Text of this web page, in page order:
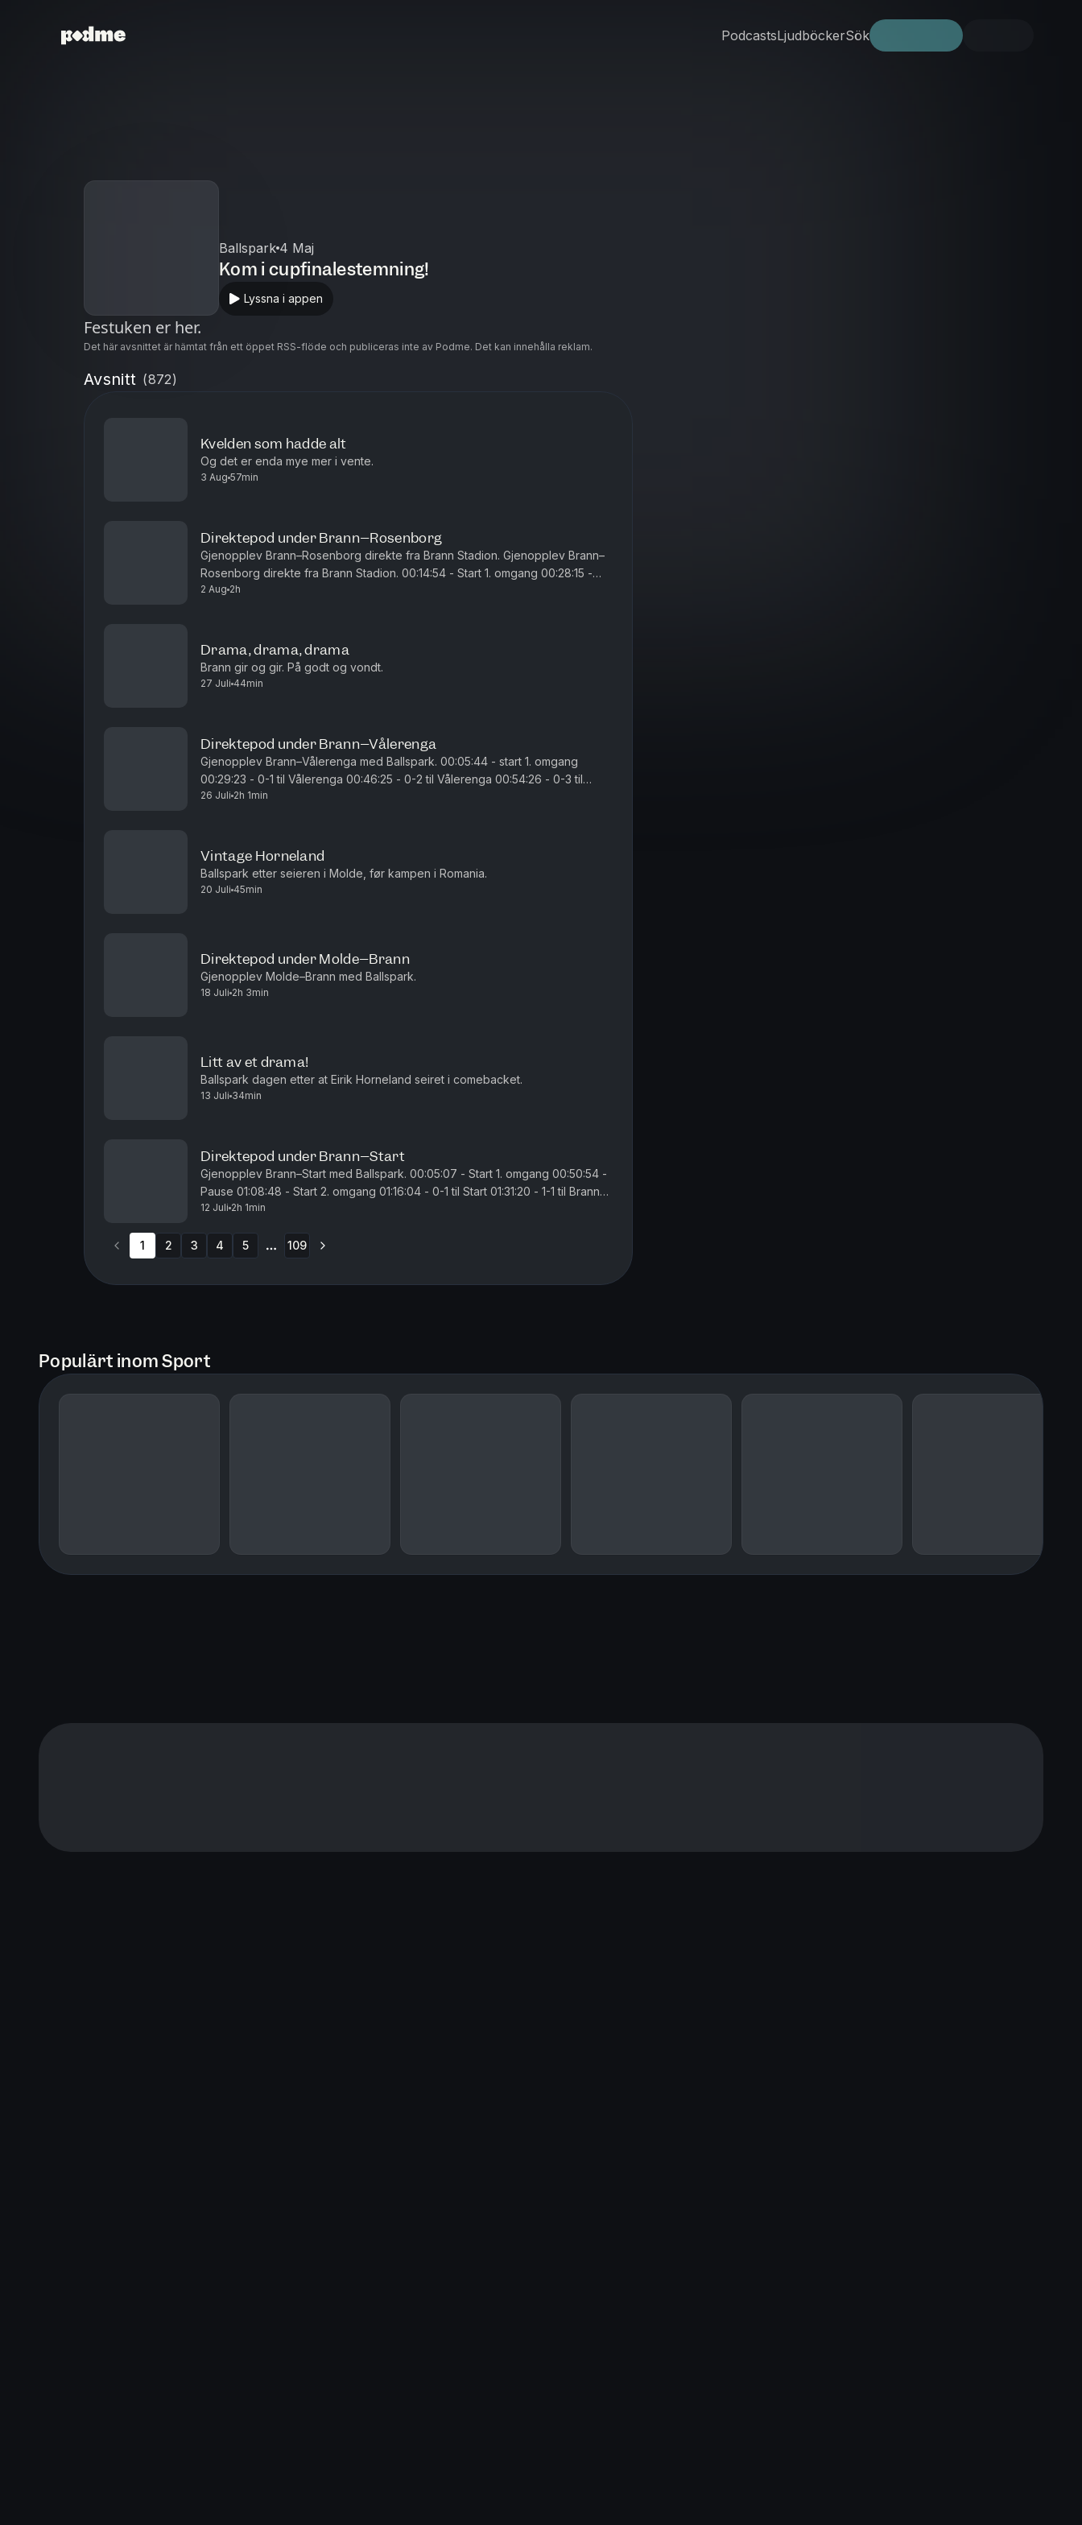
PodcastsLjudböckerSök
Ballspark 4 Maj
Kom i cupfinalestemning!
Lyssna i appen
Festuken er her.
Det här avsnittet är hämtat från ett öppet RSS-flöde och publiceras inte av Podme. Det kan innehålla reklam.
Avsnitt (872)
Kvelden som hadde alt
Og det er enda mye mer i vente.
3 Aug 57min
Direktepod under Brann–Rosenborg
Gjenopplev Brann–Rosenborg direkte fra Brann Stadion. Gjenopplev Brann–
Rosenborg direkte fra Brann Stadion. 00:14:54 - Start 1. omgang 00:28:15 -
Mål! 1-0 Castro 01:01:00 - Pause 01:05:00 - Start 2....
2 Aug 2h
Drama, drama, drama
Brann gir og gir. På godt og vondt.
27 Juli 44min
Direktepod under Brann–Vålerenga
Gjenopplev Brann–Vålerenga med Ballspark. 00:05:44 - start 1. omgang
00:29:23 - 0-1 til Vålerenga 00:46:25 - 0-2 til Vålerenga 00:54:26 - 0-3 til
Vålerenga 00:55:25 - pause 01:10:15 - start 2. omgan...
26 Juli 2h 1min
Vintage Horneland
Ballspark etter seieren i Molde, før kampen i Romania.
20 Juli 45min
Direktepod under Molde–Brann
Gjenopplev Molde–Brann med Ballspark.
18 Juli 2h 3min
Litt av et drama!
Ballspark dagen etter at Eirik Horneland seiret i comebacket.
13 Juli 34min
Direktepod under Brann–Start
Gjenopplev Brann–Start med Ballspark. 00:05:07 - Start 1. omgang 00:50:54 -
Pause 01:08:48 - Start 2. omgang 01:16:04 - 0-1 til Start 01:31:20 - 1-1 til Brann
01:53:09 - 2-1 til Brann
12 Juli 2h 1min
1 2 3 4 5 109
Populärt inom Sport